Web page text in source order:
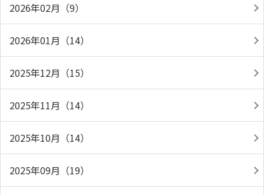
2026年02月（9）
2026年01月（14）
2025年12月（15）
2025年11月（14）
2025年10月（14）
2025年09月（19）